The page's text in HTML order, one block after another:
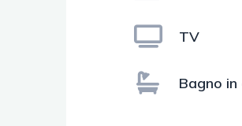
TV
Bagno in